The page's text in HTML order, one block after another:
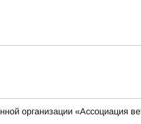
организации «Ассоциация